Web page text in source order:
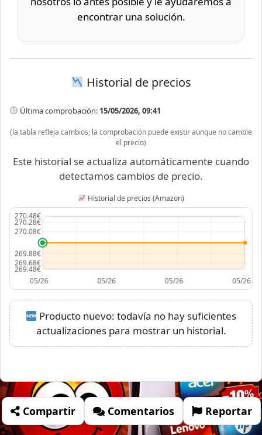
encontrar una solución.
Historial de precios
Última comprobación: 15/05/2026, 09:41
(la tabla refleja cambios; la comprobación puede existir aunque no cambie
el precio)
Este historial se actualiza automáticamente cuando
detectamos cambios de precio.
Historial de precios (Amazon)
Producto nuevo: todavía no hay suficientes
actualizaciones para mostrar un historial.
Compartir Comentarios Reportar